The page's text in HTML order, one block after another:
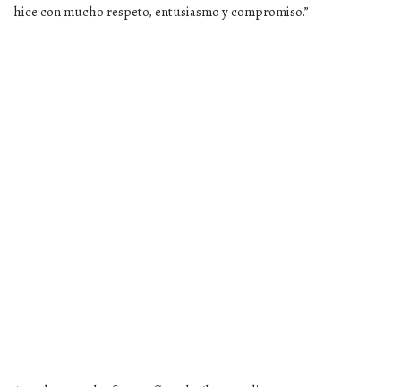
hice con mucho respeto, entusiasmo y compromiso.”